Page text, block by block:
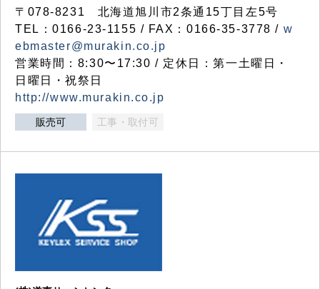
〒078-8231 北海道旭川市2条通15丁目左5号
TEL：0166-23-1155 / FAX：0166-35-3778 / w
ebmaster@murakin.co.jp
営業時間：8:30〜17:30 / 定休日：第一土曜日・
日曜日・祝祭日
http://www.murakin.co.jp
販売可 工事・取付可